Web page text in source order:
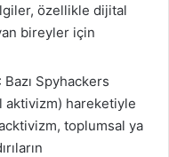
özellikle dijital
bireyler için
: Bazı Spyhackers
aktivizm) hareketiyle
toplumsal ya